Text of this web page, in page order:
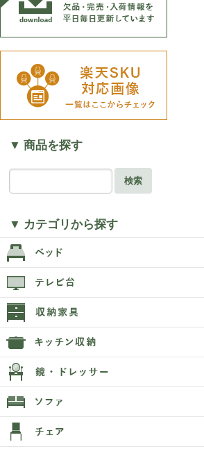
▼ 商品を探す
検索
▼ カテゴリから探す